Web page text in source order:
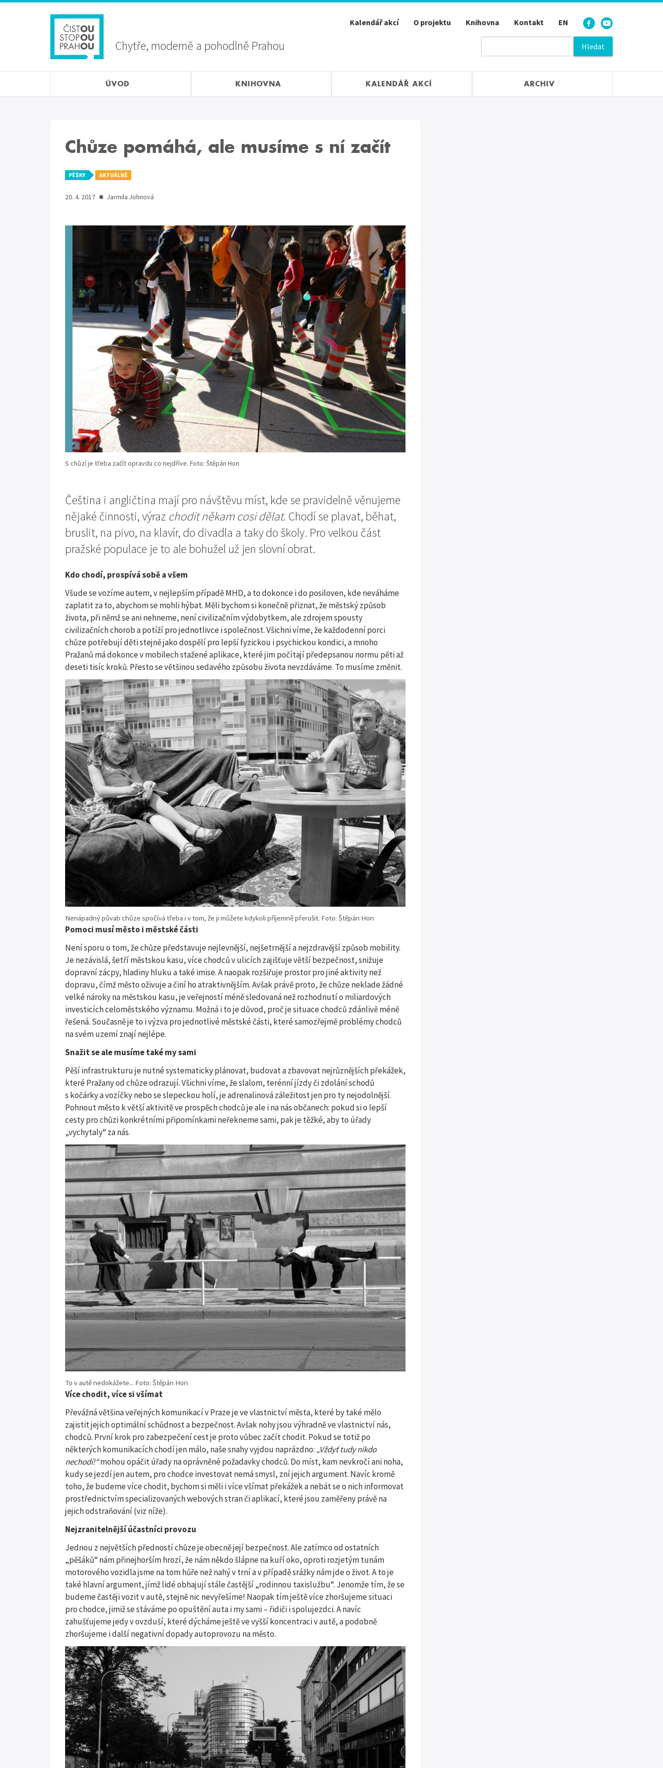
Chytře, moderně a pohodlně Prahou
menu
Kalendář akcí O projektu Knihovna Kontakt EN
ÚVOD KNIHOVNA KALENDÁŘ AKCÍ ARCHIV
Chůze pomáhá, ale musíme s ní začít
PĚŠKY AKTUÁLNĚ
20. 4. 2017 ■ Jarmila Johnová
S chůzí je třeba začít opravdu co nejdříve. Foto: Štěpán Hon
Čeština i angličtina mají pro návštěvu míst, kde se pravidelně věnujeme
nějaké činnosti, výraz chodit někam cosi dělat. Chodí se plavat, běhat,
bruslit, na pivo, na klavír, do divadla a taky do školy. Pro velkou část
pražské populace je to ale bohužel už jen slovní obrat.
Kdo chodí, prospívá sobě a všem
Všude se vozíme autem, v nejlepším případě MHD, a to dokonce i do posiloven, kde neváháme
zaplatit za to, abychom se mohli hýbat. Měli bychom si konečně přiznat, že městský způsob
života, při němž se ani nehneme, není civilizačním výdobytkem, ale zdrojem spousty
civilizačních chorob a potíží pro jednotlivce i společnost. Všichni víme, že každodenní porci
chůze potřebují děti stejně jako dospělí pro lepší fyzickou i psychickou kondici, a mnoho
Pražanů má dokonce v mobilech stažené aplikace, které jim počítají předepsanou normu pěti až
deseti tisíc kroků. Přesto se většinou sedavého způsobu života nevzdáváme. To musíme změnit.
Nenápadný půvab chůze spočívá třeba i v tom, že ji můžete kdykoli příjemně přerušit. Foto: Štěpán Hon
Pomoci musí město i městské části
Není sporu o tom, že chůze představuje nejlevnější, nejšetrnější a nejzdravější způsob mobility.
Je nezávislá, šetří městskou kasu, více chodců v ulicích zajišťuje větší bezpečnost, snižuje
dopravní zácpy, hladiny hluku a také imise. A naopak rozšiřuje prostor pro jiné aktivity než
dopravu, čímž město oživuje a činí ho atraktivnějším. Avšak právě proto, že chůze neklade žádné
velké nároky na městskou kasu, je veřejností méně sledovaná než rozhodnutí o miliardových
investicích celoměstského významu. Možná i to je důvod, proč je situace chodců zdánlivě méně
řešená. Současně je to i výzva pro jednotlivé městské části, které samozřejmě problémy chodců
na svém uzemí znají nejlépe.
Snažit se ale musíme také my sami
Pěší infrastrukturu je nutné systematicky plánovat, budovat a zbavovat nejrůznějších překážek,
které Pražany od chůze odrazují. Všichni víme, že slalom, terénní jízdy či zdolání schodů
s kočárky a vozíčky nebo se slepeckou holí, je adrenalinová záležitost jen pro ty nejodolnější.
Pohnout město k větší aktivitě ve prospěch chodců je ale i na nás občanech: pokud si o lepší
cesty pro chůzi konkrétními připomínkami neřekneme sami, pak je těžké, aby to úřady
„vychytaly“ za nás.
To v autě nedokážete... Foto: Štěpán Hon
Více chodit, více si všímat
Převážná většina veřejných komunikací v Praze je ve vlastnictví města, které by také mělo
zajistit jejich optimální schůdnost a bezpečnost. Avšak nohy jsou výhradně ve vlastnictví nás,
chodců. První krok pro zabezpečení cest je proto vůbec začít chodit. Pokud se totiž po
některých komunikacích chodí jen málo, naše snahy vyjdou naprázdno: „Vždyť tudy nikdo
nechodí!“mohou opáčit úřady na oprávněné požadavky chodců. Do míst, kam nevkročí ani noha,
kudy se jezdí jen autem, pro chodce investovat nemá smysl, zní jejich argument. Navíc kromě
toho, že budeme více chodit, bychom si měli i více všímat překážek a nebát se o nich informovat
prostřednictvím specializovaných webových stran či aplikací, které jsou zaměřeny právě na
jejich odstraňování (viz níže).
Nejzranitelnější účastníci provozu
Jednou z největších předností chůze je obecně její bezpečnost. Ale zatímco od ostatních
„pěšáků“ nám přinejhorším hrozí, že nám někdo šlápne na kuří oko, oproti rozjetým tunám
motorového vozidla jsme na tom hůře než nahý v trní a v případě srážky nám jde o život. A to je
také hlavní argument, jímž lidé obhajují stále častější „rodinnou taxislužbu“. Jenomže tím, že se
budeme častěji vozit v autě, stejně nic nevyřešíme! Naopak tím ještě více zhoršujeme situaci
pro chodce, jimiž se stáváme po opuštění auta i my sami – řidiči i spolujezdci. A navíc
zahušťujeme jedy v ovzduší, které dýcháme ještě ve vyšší koncentraci v autě, a podobně
zhoršujeme i další negativní dopady autoprovozu na město.